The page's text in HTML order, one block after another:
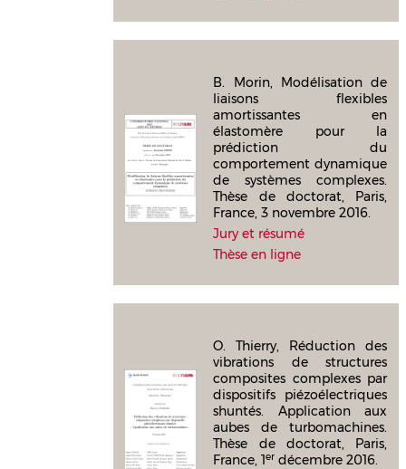
B. Morin, Modélisation de
liaisons flexibles
amortissantes en
élastomère pour la
prédiction du
comportement dynamique
de systèmes complexes.
Thèse de doctorat, Paris,
France, 3 novembre 2016.
Jury et résumé
Thèse en ligne
O. Thierry, Réduction des
vibrations de structures
composites complexes par
dispositifs piézoélectriques
shuntés. Application aux
aubes de turbomachines.
Thèse de doctorat, Paris,
France, 1er décembre 2016.